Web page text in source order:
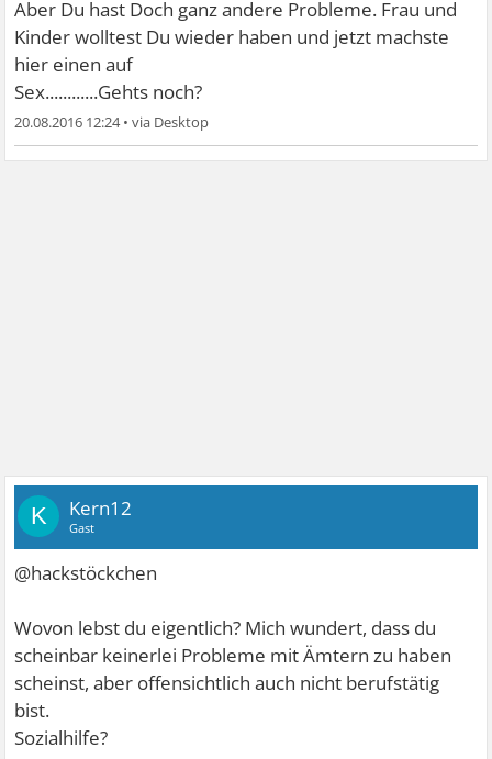
Aber Du hast Doch ganz andere Probleme. Frau und
Kinder wolltest Du wieder haben und jetzt machste
hier einen auf
Sex............Gehts noch?
20.08.2016 12:24•
K Kern12
Gast
@hackstöckchen
Wovon lebst du eigentlich? Mich wundert, dass du
scheinbar keinerlei Probleme mit Ämtern zu haben
scheinst, aber offensichtlich auch nicht berufstätig
bist.
Sozialhilfe?